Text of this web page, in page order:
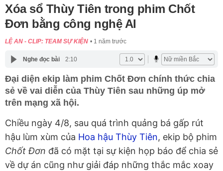
Xóa sổ Thùy Tiên trong phim Chốt
Đơn bằng công nghệ AI
LỆ AN - CLIP: TEAM SỰ KIỆN 1 năm trước
Nghe đọc bài 2:10
Đại diện ekip làm phim Chốt Đơn chính thức chia
sẻ về vai diễn của Thùy Tiên sau những úp mở
trên mạng xã hội.
Chiều ngày 4/8, sau quá trình quảng bá gấp rút
hậu lùm xùm của Hoa hậu Thùy Tiên, ekip bộ phim
Chốt Đơn đã có mặt tại sự kiện họp báo để chia sẻ
về dự án cũng như giải đáp những thắc mắc xoay